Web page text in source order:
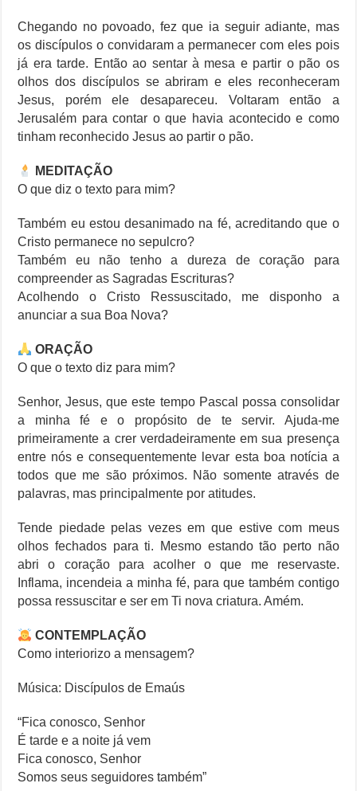
Chegando no povoado, fez que ia seguir adiante, mas
os discípulos o convidaram a permanecer com eles pois
já era tarde. Então ao sentar à mesa e partir o pão os
olhos dos discípulos se abriram e eles reconheceram
Jesus, porém ele desapareceu. Voltaram então a
Jerusalém para contar o que havia acontecido e como
tinham reconhecido Jesus ao partir o pão.
MEDITAÇÃO
O que diz o texto para mim?
Também eu estou desanimado na fé, acreditando que o
Cristo permanece no sepulcro?
Também eu não tenho a dureza de coração para
compreender as Sagradas Escrituras?
Acolhendo o Cristo Ressuscitado, me disponho a
anunciar a sua Boa Nova?
ORAÇÃO
O que o texto diz para mim?
Senhor, Jesus, que este tempo Pascal possa consolidar
a minha fé e o propósito de te servir. Ajuda-me
primeiramente a crer verdadeiramente em sua presença
entre nós e consequentemente levar esta boa notícia a
todos que me são próximos. Não somente através de
palavras, mas principalmente por atitudes.
Tende piedade pelas vezes em que estive com meus
olhos fechados para ti. Mesmo estando tão perto não
abri o coração para acolher o que me reservaste.
Inflama, incendeia a minha fé, para que também contigo
possa ressuscitar e ser em Ti nova criatura. Amém.
CONTEMPLAÇÃO
Como interiorizo a mensagem?
Música: Discípulos de Emaús
“Fica conosco, Senhor
É tarde e a noite já vem
Fica conosco, Senhor
Somos seus seguidores também”